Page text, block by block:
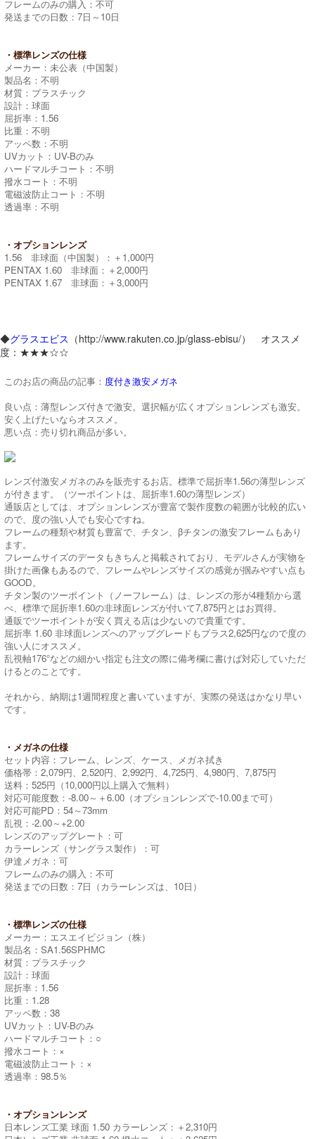
フレームのみの購入：不可
発送までの日数：7日～10日
・標準レンズの仕様
メーカー：未公表（中国製）
製品名：不明
材質：プラスチック
設計：球面
屈折率：1.56
比重：不明
アッペ数：不明
UVカット：UV-Bのみ
ハードマルチコート：不明
撥水コート：不明
電磁波防止コート：不明
透過率：不明
・オプションレンズ
1.56 非球面（中国製）：＋1,000円
PENTAX 1.60 非球面：＋2,000円
PENTAX 1.67 非球面：＋3,000円
◆グラスエビス （http://www.rakuten.co.jp/glass-ebisu/） オススメ
度：★★★☆☆
このお店の商品の記事： 度付き激安メガネ
良い点：薄型レンズ付きで激安。選択幅が広くオプションレンズも激安。
安く上げたいならオススメ。
悪い点：売り切れ商品が多い。
レンズ付激安メガネのみを販売するお店。標準で屈折率1.56の薄型レンズ
が付きます。（ツーポイントは、屈折率1.60の薄型レンズ）
通販店としては、オプションレンズが豊富で製作度数の範囲が比較的広い
ので、度の強い人でも安心ですね。
フレームの種類や材質も豊富で、チタン、βチタンの激安フレームもあり
ます。
フレームサイズのデータもきちんと掲載されており、モデルさんが実物を
掛けた画像もあるので、フレームやレンズサイズの感覚が掴みやすい点も
GOOD。
チタン製のツーポイント（ノーフレーム）は、レンズの形が4種類から選
べ、標準で屈折率1.60の非球面レンズが付いて7,875円とはお買得。
通販でツーポイントが安く買える店は少ないので貴重です。
屈折率 1.60 非球面レンズへのアップグレードもプラス2,625円なので度の
強い人にオススメ。
乱視軸176°などの細かい指定も注文の際に備考欄に書けば対応していただ
けるとのことです。
それから、納期は1週間程度と書いていますが、実際の発送はかなり早い
です。
・メガネの仕様
セット内容：フレーム、レンズ、ケース、メガネ拭き
価格帯：2,079円、2,520円、2,992円、4,725円、4,980円、7,875円
送料：525円（10,000円以上購入で無料）
対応可能度数：-8.00～＋6.00（オプションレンズで-10.00まで可）
対応可能PD：54～73mm
乱視：-2.00～+2.00
レンズのアップグレート：可
カラーレンズ（サングラス製作）：可
伊達メガネ：可
フレームのみの購入：不可
発送までの日数：7日（カラーレンズは、10日）
・標準レンズの仕様
メーカー：エスエイビジョン（株）
製品名：SA1.56SPHMC
材質：プラスチック
設計：球面
屈折率：1.56
比重：1.28
アッペ数：38
UVカット：UV-Bのみ
ハードマルチコート：○
撥水コート：×
電磁波防止コート：×
透過率：98.5％
・オプションレンズ
日本レンズ工業 球面 1.50 カラーレンズ：＋2,310円